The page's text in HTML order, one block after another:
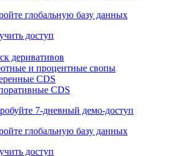
глобальную базу данных
доступ
деривативов
и процентные свопы
CDS
CDS
7-дневный демо-доступ
глобальную базу данных
доступ